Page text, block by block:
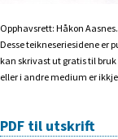
Opphavsrett: Håkon Aasnes.
Desse teikneseriesidene er
kan skrivast ut gratis til
eller i andre medium er
PDF til utskrift